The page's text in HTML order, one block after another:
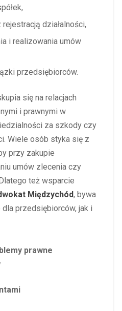
działalności,
i realizowania umów
przedsiębiorców.
się na relacjach
i prawnymi w
za szkody czy
Wiele osób styka się z
przy zakupie
umów zlecenia czy
też wsparcie
Międzychód, bywa
przedsiębiorców, jak i
prawne